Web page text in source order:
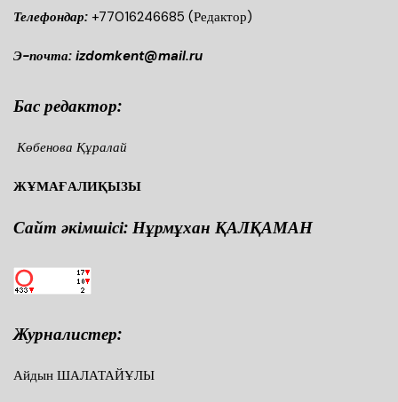
Телефондар: +77016246685 (Редактор)
Э-почта: izdomkent@mail.ru
Бас редактор:
Көбенова Құралай
ЖҰМАҒАЛИҚЫЗЫ
Сайт әкімшісі: Нұрмұхан ҚАЛҚАМАН
Журналистер:
Айдын ШАЛАТАЙҰЛЫ